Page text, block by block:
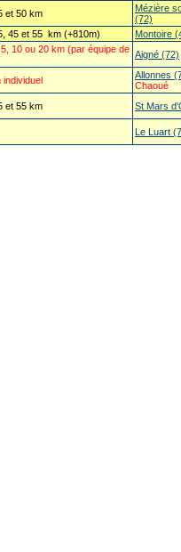
et 50 km
Mézière
(72)
45 et 55 km (+810m)
Montoire
10 ou 20 km (par équipe de Aigné (72)
individuel
Allonnes
Chaoué
et 55 km St Mars
Le Luart